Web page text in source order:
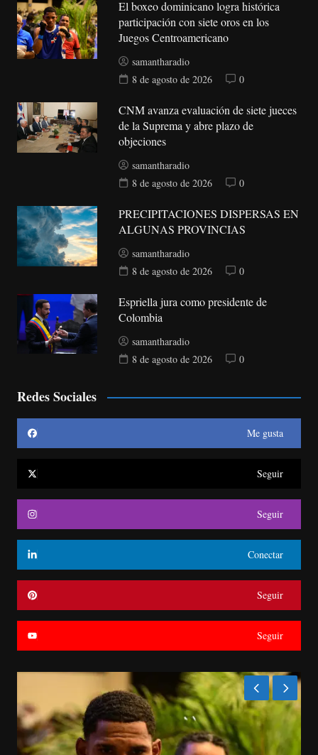
El boxeo dominicano logra histórica
participación con siete oros en los
Juegos Centroamericano
samantharadio
8 de agosto de 2026
0
CNM avanza evaluación de siete jueces
de la Suprema y abre plazo de
objeciones
samantharadio
8 de agosto de 2026
0
PRECIPITACIONES DISPERSAS EN
ALGUNAS PROVINCIAS
samantharadio
8 de agosto de 2026
0
Espriella jura como presidente de
Colombia
samantharadio
8 de agosto de 2026
0
Redes Sociales
Me gusta
Seguir
Seguir
Conectar
Seguir
Seguir